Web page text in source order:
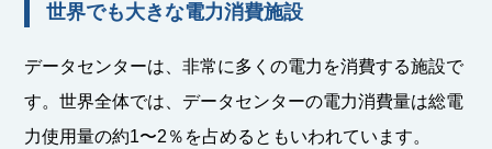
世界でも大きな電力消費施設
データセンターは、非常に多くの電力を消費する施設で
す。世界全体では、データセンターの電力消費量は総電
力使用量の約1〜2％を占めるともいわれています。